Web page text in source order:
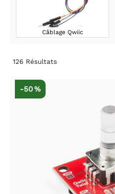
Câblage Qwiic
126 Résultats
-50 %